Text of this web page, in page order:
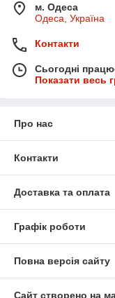
м. Одеса
Одеса, Україна
Контакти
Сьогодні
Показати весь
Про нас
Контакти
Доставка та оплата
Графік роботи
Повна версія сайту
Сайт створено на